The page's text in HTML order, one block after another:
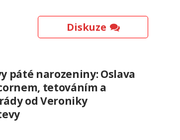
Diskuze
páté narozeniny: Oslava
tetováním a
od Veroniky